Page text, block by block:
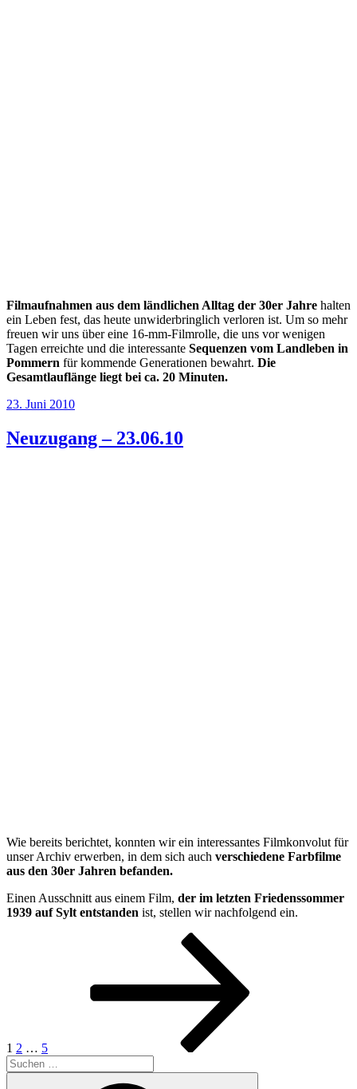
Filmaufnahmen aus dem ländlichen Alltag der 30er Jahre halten
ein Leben fest, das heute unwiderbringlich verloren ist. Um so mehr
freuen wir uns über eine 16-mm-Filmrolle, die uns vor wenigen
Tagen erreichte und die interessante Sequenzen vom Landleben in
Pommern für kommende Generationen bewahrt. Die
Gesamtlauflänge liegt bei ca. 20 Minuten.
Veröffentlicht
23. Juni 2010
Neuzugang – 23.06.10
Wie bereits berichtet, konnten wir ein interessantes Filmkonvolut für
unser Archiv erwerben, in dem sich auch verschiedene Farbfilme
aus den 30er Jahren befanden.
Einen Ausschnitt aus einem Film, der im letzten Friedenssommer
1939 auf Sylt entstanden ist, stellen wir nachfolgend ein.
1 2 … 5
Suchen
nach: